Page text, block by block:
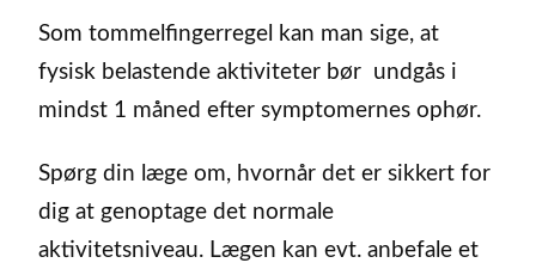
Som tommelfingerregel kan man sige, at
fysisk belastende aktiviteter bør undgås i
mindst 1 måned efter symptomernes ophør.
Spørg din læge om, hvornår det er sikkert for
dig at genoptage det normale
aktivitetsniveau. Lægen kan evt. anbefale et